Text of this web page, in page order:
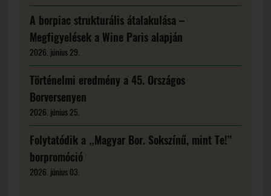
A borpiac strukturális átalakulása –
Megfigyelések a Wine Paris alapján
2026. június 29.
Történelmi eredmény a 45. Országos
Borversenyen
2026. június 25.
Folytatódik a „Magyar Bor. Sokszínű, mint Te!”
borpromóció
2026. június 03.